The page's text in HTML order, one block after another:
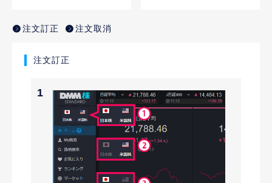
注文訂正 注文取消
注文訂正
1